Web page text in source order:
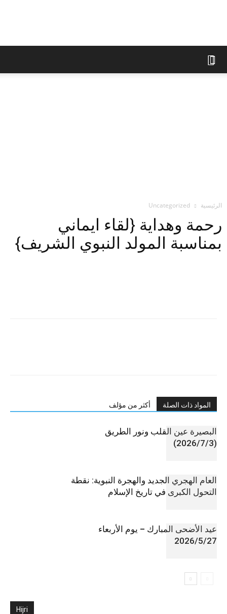
الوقف
الرئيسية Uncategorized
رحمة وهداية {لقاء ايماني
بمناسبة المولد النبوي الشريف}
المواد ذات الصلة أكثر من مؤلف
البصيرة عين القلب ونور الطريق
(2026/7/3)
العام الهجري الجديد والهجرة النبوية: نقطة
التحول الكبرى في تاريخ الإسلام
عيد الأضحى المبارك – يوم الأربعاء
2026/5/27
Hijri